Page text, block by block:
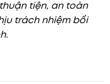
tiện, an toàn
trách nhiệm bồi